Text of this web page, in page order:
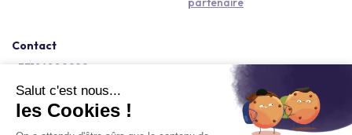
Contact
+33184809292
hello@kactus.com